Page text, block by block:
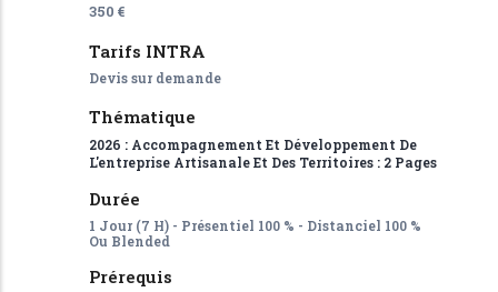
350 €
Tarifs INTRA
Devis sur demande
Thématique
2026 : Accompagnement Et Développement De
L'entreprise Artisanale Et Des Territoires : 2 Pages
Durée
1 Jour (7 H) - Présentiel 100 % - Distanciel 100 %
Ou Blended
Prérequis